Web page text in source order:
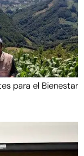
para el Bienestar